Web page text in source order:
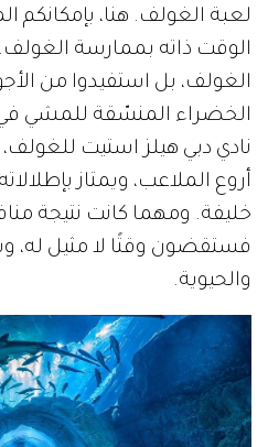
لعبة الغولف. هنا، بإمكانكم
الوقت ذاته بممارسة
الغولف، بل استفيدوا من
الخضراء المنسّقة للمشي
نادي دبي هيلز استيت
أروع الملاعب، ويمتاز
خليفة. ومهما كانت نتيجة
فستقضون وقتًا لا مثيل
والحيوية.